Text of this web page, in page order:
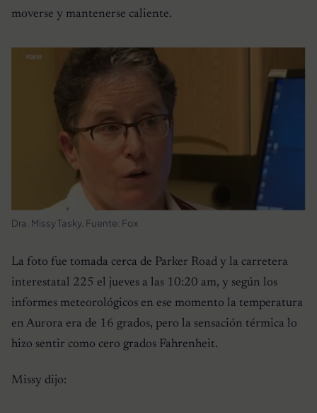
moverse y mantenerse caliente.
Dra. Missy Tasky. Fuente: Fox
La foto fue tomada cerca de Parker Road y la carretera
interestatal 225 el jueves a las 10:20 am, y según los
informes meteorológicos en ese momento la temperatura
en Aurora era de 16 grados, pero la sensación térmica lo
hizo sentir como cero grados Fahrenheit.
Missy dijo: